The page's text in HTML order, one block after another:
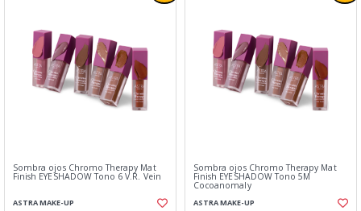
Sombra ojos Chromo Therapy Mat
Finish EYESHADOW Tono 6 V.R. Vein
ASTRA MAKE-UP
Sombra ojos Chromo Therapy Mat
Finish EYESHADOW Tono 5M
Cocoanomaly
ASTRA MAKE-UP